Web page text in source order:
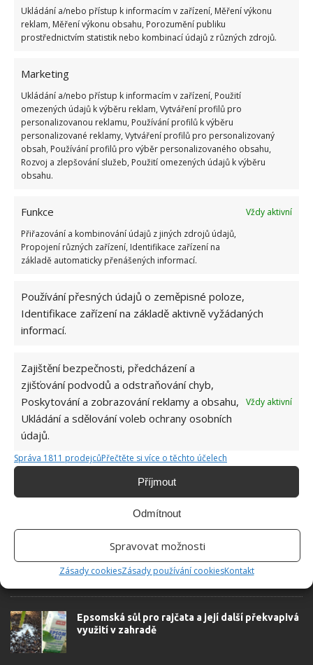
Ukládání a/nebo přístup k informacím v zařízení, Měření výkonu
reklam, Měření výkonu obsahu, Porozumění publiku
prostřednictvím statistik nebo kombinací údajů z různých zdrojů.
Marketing
Ukládání a/nebo přístup k informacím v zařízení, Použití
omezených údajů k výběru reklam, Vytváření profilů pro
personalizovanou reklamu, Používání profilů k výběru
personalizované reklamy, Vytváření profilů pro personalizovaný
obsah, Používání profilů pro výběr personalizovaného obsahu,
Rozvoj a zlepšování služeb, Použití omezených údajů k výběru
obsahu.
Funkce
Vždy aktivní
Přiřazování a kombinování údajů z jiných zdrojů údajů,
Propojení různých zařízení, Identifikace zařízení na
základě automaticky přenášených informací.
Používání přesných údajů o zeměpisné poloze,
Identifikace zařízení na základě aktivně vyžádaných
informací.
Zajištění bezpečnosti, předcházení a
zjišťování podvodů a odstraňování chyb,
Poskytování a zobrazování reklamy a obsahu,
Ukládání a sdělování voleb ochrany osobních
údajů.
Vždy aktivní
Správa 1811 prodejcůPřečtěte si více o těchto účelech
Příjmout
Odmítnout
Spravovat možnosti
Zásady cookiesZásady používání cookiesKontakt
NÁLEPKY RAJČATA ZELENINA
KOMENTOVAT
Hana Musilová
přidala během svých studií a práce
redaktorky ji tak nadchla, že se
SOUVISEJÍCÍ ČLÁNKY
Popel, slupky od banánu či kopřivy poslouží jako
skvělé hnojivo pro rajčata
Bohatě úrodné sousedství v záhonech: Rajčata
vytvoří se salátem dokonalé duo
Epsomská sůl pro rajčata a její další překvapivá
využití v zahradě